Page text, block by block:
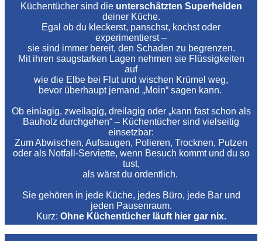
Küchentücher sind die unterschätzten Superhelden
deiner Küche.
Egal ob du kleckerst, panschst, kochst oder
experimentierst –
sie sind immer bereit, den Schaden zu begrenzen.
Mit ihren saugstarken Lagen nehmen sie Flüssigkeiten
auf
wie die Elbe bei Flut und wischen Krümel weg,
bevor überhaupt jemand „Moin“ sagen kann.
Ob einlagig, zweilagig, dreilagig oder „kann fast schon als
Bauholz durchgehen“ – Küchentücher sind vielseitig
einsetzbar:
Zum Abwischen, Aufsaugen, Polieren, Trocknen, Putzen
oder als Notfall‑Serviette, wenn Besuch kommt und du so
tust,
als wärst du ordentlich.
Sie gehören in jede Küche, jedes Büro, jede Bar und
jeden Pausenraum.
Kurz: Ohne Küchentücher läuft hier gar nix.